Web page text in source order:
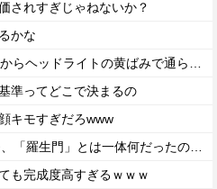
されすぎじゃねないか？
かな
準ってどこで決まるの
キモすぎだろwww
も完成度高すぎるｗｗｗ